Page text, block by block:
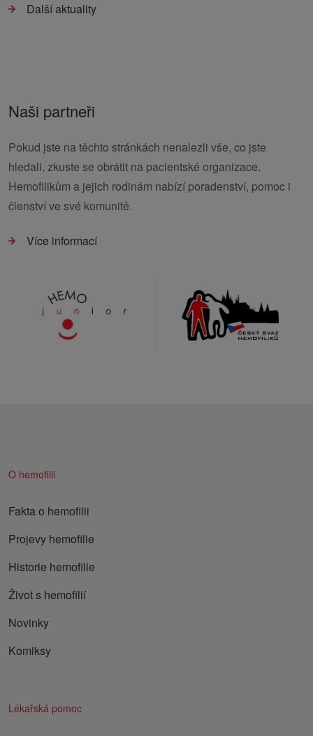
Další aktuality
Naši partneři
Pokud jste na těchto stránkách nenalezli vše, co jste
hledali, zkuste se obrátit na pacientské organizace.
Hemofilikům a jejich rodinám nabízí poradenství, pomoc i
členství ve své komunitě.
Více informací
O hemofilii
Fakta o hemofilii
Projevy hemofilie
Historie hemofilie
Život s hemofilií
Novinky
Komiksy
Lékařská pomoc